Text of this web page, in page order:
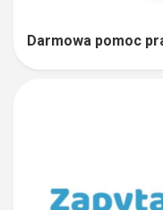
Darmowa pomoc